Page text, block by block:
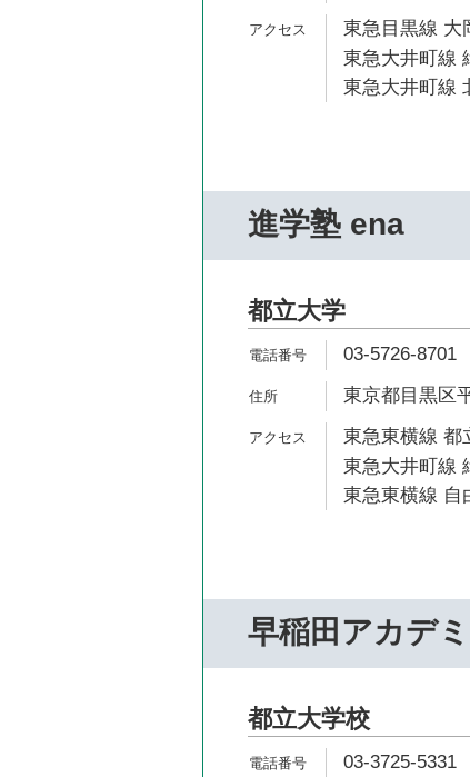
東急目黒線 大
東急大井町線
東急大井町線
進学塾 ena
都立大学
03-5726-8701
東京都目黒区
東急東横線 都
東急大井町線
東急東横線 自
早稲田アカデ
都立大学校
03-3725-5331